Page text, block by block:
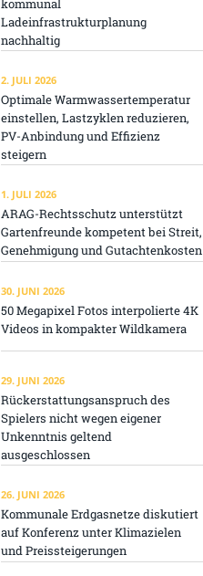
kommunal
Ladeinfrastrukturplanung
nachhaltig
2. JULI 2026
Optimale Warmwassertemperatur
einstellen, Lastzyklen reduzieren,
PV-Anbindung und Effizienz
steigern
1. JULI 2026
ARAG-Rechtsschutz unterstützt
Gartenfreunde kompetent bei Streit,
Genehmigung und Gutachtenkosten
30. JUNI 2026
50 Megapixel Fotos interpolierte 4K
Videos in kompakter Wildkamera
29. JUNI 2026
Rückerstattungsanspruch des
Spielers nicht wegen eigener
Unkenntnis geltend
ausgeschlossen
26. JUNI 2026
Kommunale Erdgasnetze diskutiert
auf Konferenz unter Klimazielen
und Preissteigerungen